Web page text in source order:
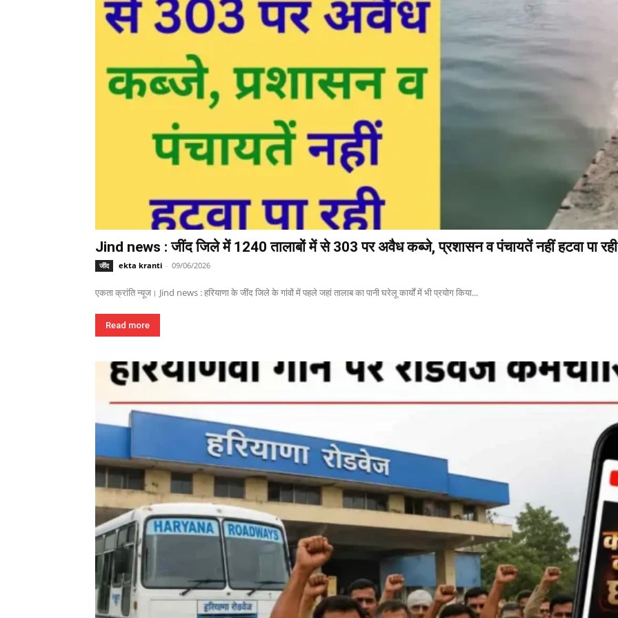
Jind news : जींद जिले में 1240 तालाबों में से 303 पर अवैध कब्जे, प्रशासन व पंचायतें नहीं हटवा पा रही
जींद ekta kranti - 09/06/2026
एकता क्रांति न्यूज। Jind news : हरियाणा के जींद जिले के गांवों में पहले जहां तालाब का पानी घरेलू कार्यों में भी प्रयोग किया...
Read more